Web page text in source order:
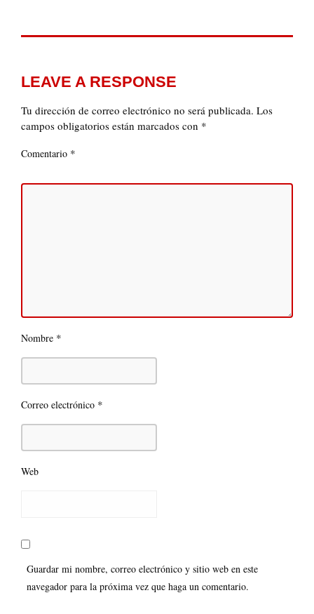
LEAVE A RESPONSE
Tu dirección de correo electrónico no será publicada. Los
campos obligatorios están marcados con *
Comentario *
Nombre *
Correo electrónico *
Web
Guardar mi nombre, correo electrónico y sitio web en este
navegador para la próxima vez que haga un comentario.